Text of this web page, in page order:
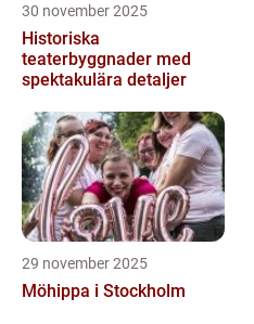
30 november 2025
Historiska
teaterbyggnader med
spektakulära detaljer
29 november 2025
Möhippa i Stockholm